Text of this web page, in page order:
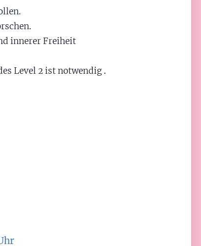
innerer Freiheit
Level 2 ist notwendig .